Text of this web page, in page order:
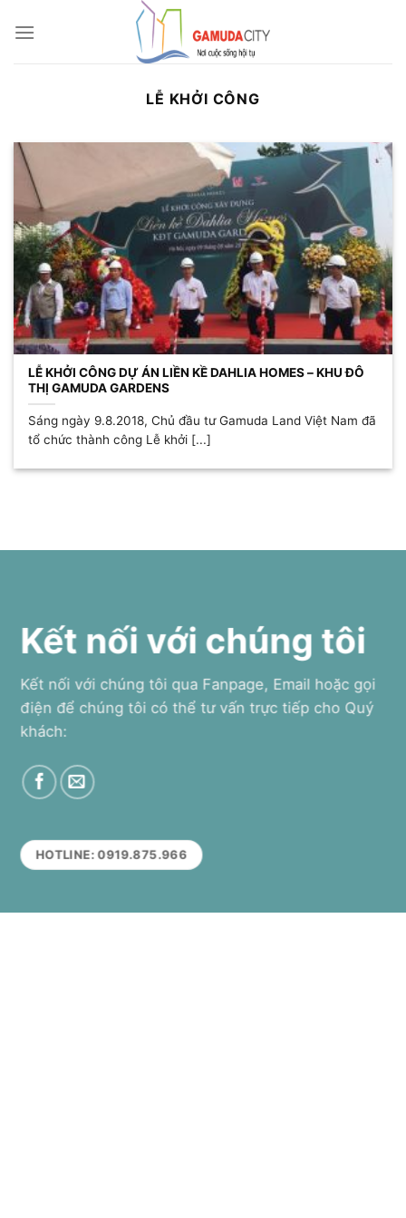
qua
LỄ KHỞI CÔNG
LỄ KHỞI CÔNG DỰ ÁN LIỀN KỀ DAHLIA HOMES – KHU ĐÔ
THỊ GAMUDA GARDENS
Sáng ngày 9.8.2018, Chủ đầu tư Gamuda Land Việt Nam đã
tổ chức thành công Lễ khởi [...]
Kết nối với chúng tôi
Kết nối với chúng tôi qua Fanpage, Email hoặc gọi
điện để chúng tôi có thể tư vấn trực tiếp cho Quý
khách:
HOTLINE: 0919.875.966